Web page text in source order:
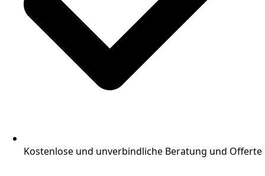
Kostenlose und unverbindliche Beratung und Offerte